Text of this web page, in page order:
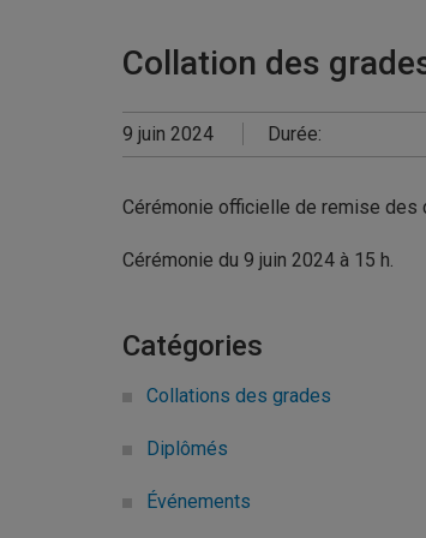
Collation des
9 juin 2024 Durée:
Cérémonie officielle de remise
Cérémonie du 9 juin 2024 à 15 h.
Catégories
Collations des grades
Diplômés
Événements